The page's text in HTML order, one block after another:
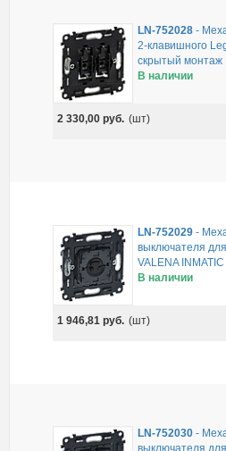
LN-752028-
2-клавишного
скрытый монтаж
В наличии
2 330,00 руб. (шт)
LN-752029-
выключателя
VALENA INMATIC
В наличии
1 946,81 руб. (шт)
LN-752030-